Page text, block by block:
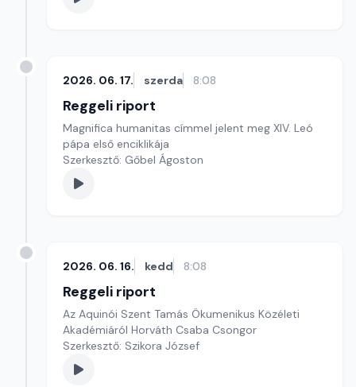
2026. 06. 17. szerda 8:08
Reggeli riport
Magnifica humanitas címmel jelent meg XIV. Leó
pápa első enciklikája
Szerkesztő: Gőbel Ágoston
2026. 06. 16. kedd 8:08
Reggeli riport
Az Aquinói Szent Tamás Ökumenikus Közéleti
Akadémiáról Horváth Csaba Csongor
Szerkesztő: Szikora József